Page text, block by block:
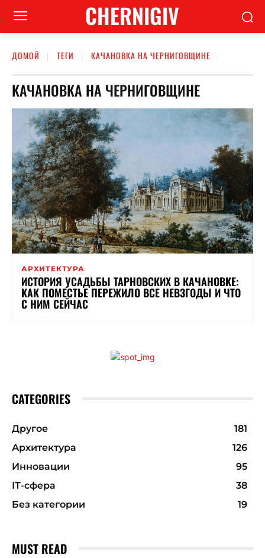
CHERNIGIV
ДОМОЙ ТЕГИ КАЧАНОВКА НА ЧЕРНИГОВЩИНЕ
КАЧАНОВКА НА ЧЕРНИГОВЩИНЕ
АРХИТЕКТУРА
ИСТОРИЯ УСАДЬБЫ ТАРНОВСКИХ В КАЧАНОВКЕ:
КАК ПОМЕСТЬЕ ПЕРЕЖИЛО ВСЕ НЕВЗГОДЫ И ЧТО
С НИМ СЕЙЧАС
CATEGORIES
Другое
181
Архитектура
126
Инновации
95
ІТ-сфера
38
Без категории
19
MUST READ